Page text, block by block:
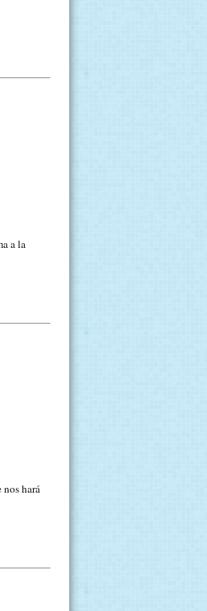
a la
hará